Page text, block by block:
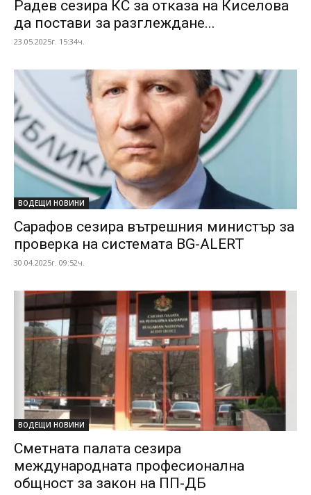
Радев сезира КС за отказа на Киселова
да постави за разглеждане...
23.05.2025г. 15:34ч.
ВОДЕЩИ НОВИНИ
Сарафов сезира вътрешния министър за
проверка на системата BG-ALERT
30.04.2025г. 09:52ч.
ВОДЕЩИ НОВИНИ
Сметната палата сезира
международната професионална
общност за закон на ПП-ДБ